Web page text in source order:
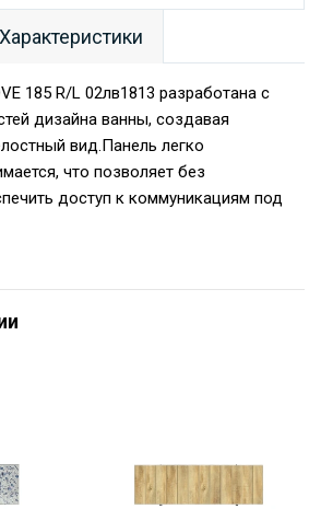
Характеристики
185 R/L 02лв1813 разработана с
дизайна ванны, создавая
вид.Панель легко
что позволяет без
доступ к коммуникациям под